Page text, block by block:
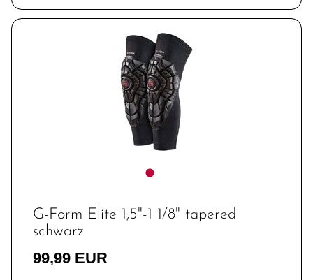
G-Form Elite 1,5"-1 1/8" tapered
schwarz
99,99 EUR